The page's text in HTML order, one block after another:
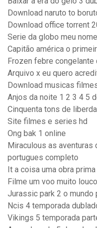
Download naruto to
Download office torrent
Serie da globo meu
Capitão américa o
Frozen febre
Arquivo x eu quero
Download musicas
Anjos da noite 1 2 3 4 5
Cinquenta tons de
Site filmes e series hd
Ong bak 1 online
Miraculous as
portugues completo
It a coisa uma obra
Filme um voo muito
Jurassic park 2 o
Ncis 4 temporada
Vikings 5 temporada